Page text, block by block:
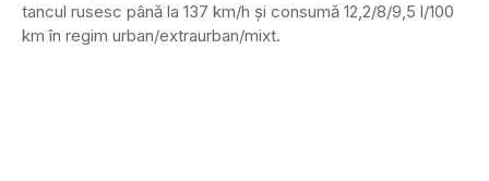
tancul rusesc până la 137 km/h și consumă 12,2/8/9,5 l/100
km în regim urban/extraurban/mixt.